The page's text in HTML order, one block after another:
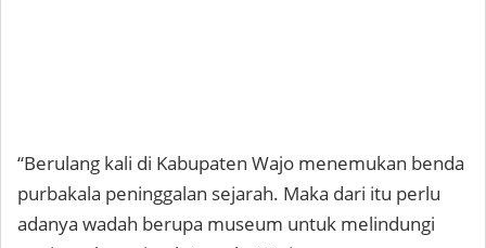
“Berulang kali di Kabupaten Wajo menemukan benda
purbakala peninggalan sejarah. Maka dari itu perlu
adanya wadah berupa museum untuk melindungi